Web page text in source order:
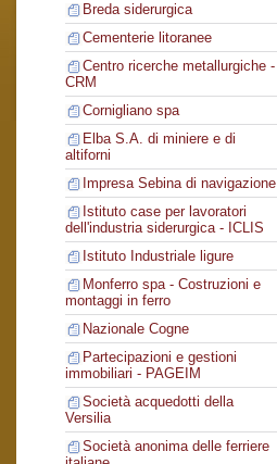
Breda siderurgica
Cementerie litoranee
Centro ricerche metallurgiche -
CRM
Cornigliano spa
Elba S.A. di miniere e di
altiforni
Impresa Sebina di navigazione
Istituto case per lavoratori
dell'industria siderurgica - ICLIS
Istituto Industriale ligure
Monferro spa - Costruzioni e
montaggi in ferro
Nazionale Cogne
Partecipazioni e gestioni
immobiliari - PAGEIM
Società acquedotti della
Versilia
Società anonima delle ferriere